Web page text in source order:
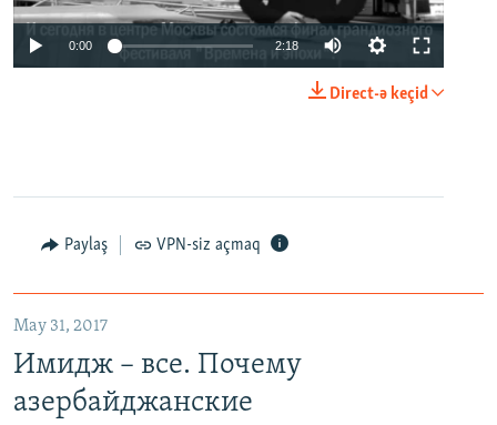
0:00 2:18
Direct-ə keçid
Paylaş VPN-siz açmaq
May 31, 2017
Имидж – все. Почему
азербайджанские